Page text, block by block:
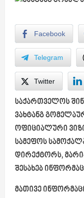
Facebook
Telegram
Twitter
საქართველოს
ვახტანგ
ოფიციალური
სამეფოს
დირექტორს,
შესახებ
მათივე